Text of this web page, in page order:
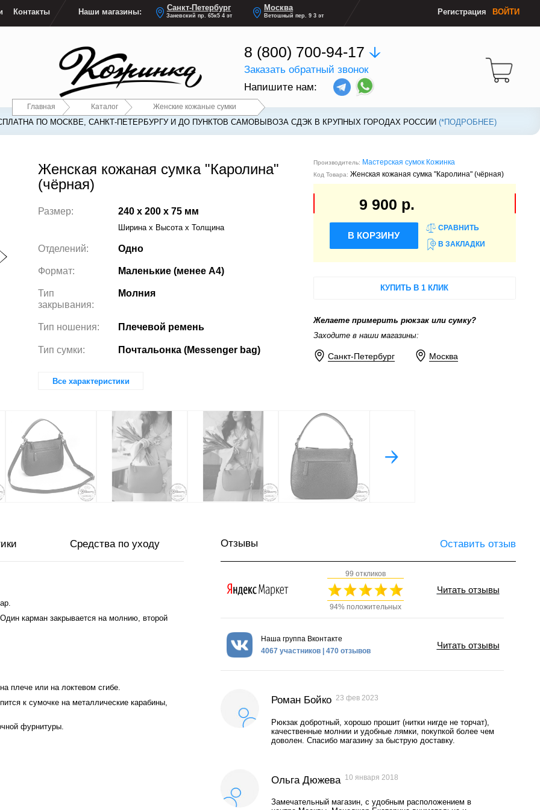
Контакты Наши магазины: Санкт-Петербург
Заневский пр. 65к5 4 эт
Москва
Ветошный пер. 9 3 эт Регистрация ВОЙТИ
8 (800) 700-94-17
Заказать обратный звонок
Напишите нам:
Главная Каталог Женские кожаные сумки
ПО МОСКВЕ, САНКТ-ПЕТЕРБУРГУ И ДО ПУНКТОВ САМОВЫВОЗА СДЭК В КРУПНЫХ ГОРОДАХ РОССИИ (*ПОДРОБНЕЕ)
ПО МОСКВЕ, САНКТ-ПЕТЕРБУРГУ И ДО ПУНКТОВ САМОВЫВОЗА СДЭК В КРУПНЫХ ГОРОДАХ РОССИИ (*ПОДРОБНЕЕ)
Женская кожаная сумка "Каролина"
(чёрная)
Размер: 240 x 200 x 75 мм
Ширина x Высота x Толщина
Отделений: Одно
Формат: Маленькие (менее А4)
Тип
закрывания:
Молния
Тип ношения: Плечевой ремень
Тип сумки: Почтальонка (Messenger bag)
Все характеристики
Производитель: Мастерская сумок Кожинка
Код Товара: Женская кожаная сумка "Каролина" (чёрная)
9 900 р.
В КОРЗИНУ
СРАВНИТЬ
В ЗАКЛАДКИ
КУПИТЬ В 1 КЛИК
Желаете примерить рюкзак или сумку?
Заходите в наши магазины:
Санкт-Петербург Москва
Средства по уходу
карман закрывается на молнию, второй
плече или на локтевом сгибе.
к сумочке на металлические карабины,
фурнитуры.
Отзывы Оставить отзыв
99 откликов
94% положительных
Читать отзывы
Наша группа Вконтакте
4067 участников | 470 отзывов
Читать отзывы
Роман Бойко 23 фев 2023
Рюкзак добротный, хорошо прошит (нитки нигде не торчат),
качественные молнии и удобные лямки, покупкой более чем
доволен. Спасибо магазину за быструю доставку.
Ольга Дюжева 10 января 2018
Замечательный магазин, с удобным расположением в